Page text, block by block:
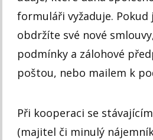
formuláři vyžaduje. Pokud
obdržíte své nové
podmínky a zálohové
poštou, nebo mailem k
Při kooperaci se
(majitel či minulý